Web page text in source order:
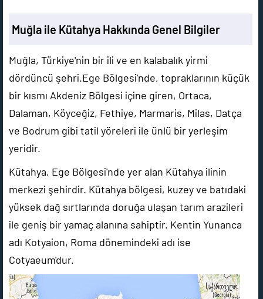
Muğla ile Kütahya Hakkında Genel Bilgiler
Muğla, Türkiye'nin bir ili ve en kalabalık yirmi
dördüncü şehri.Ege Bölgesi'nde, topraklarının küçük
bir kısmı Akdeniz Bölgesi içine giren, Ortaca,
Dalaman, Köyceğiz, Fethiye, Marmaris, Milas, Datça
ve Bodrum gibi tatil yöreleri ile ünlü bir yerleşim
yeridir.
Kütahya, Ege Bölgesi'nde yer alan Kütahya ilinin
merkezi şehirdir. Kütahya bölgesi, kuzey ve batıdaki
yüksek dağ sırtlarında doruğa ulaşan tarım arazileri
ile geniş bir yamaç alanına sahiptir. Kentin Yunanca
adı Kotyaion, Roma dönemindeki adı ise
Cotyaeum'dur.